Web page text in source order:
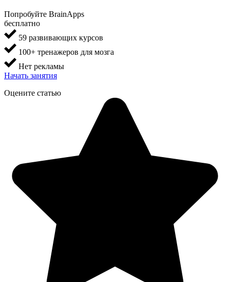
Попробуйте BrainApps
бесплатно
59 развивающих курсов
100+ тренажеров для мозга
Нет рекламы
Начать занятия
Оцените статью